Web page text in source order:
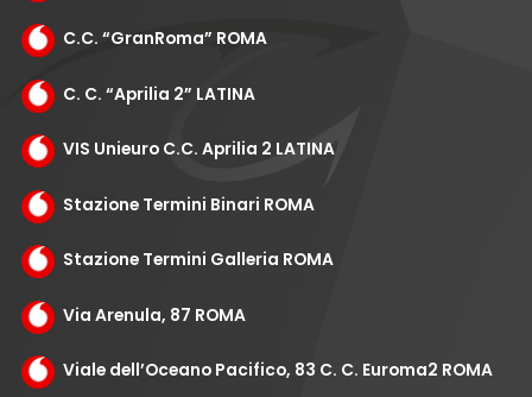
C.C. “GranRoma” ROMA
C. C. “Aprilia 2” LATINA
VIS Unieuro C.C. Aprilia 2 LATINA
Stazione Termini Binari ROMA
Stazione Termini Galleria ROMA
Via Arenula, 87 ROMA
Viale dell’Oceano Pacifico, 83 C. C. Euroma2 ROMA